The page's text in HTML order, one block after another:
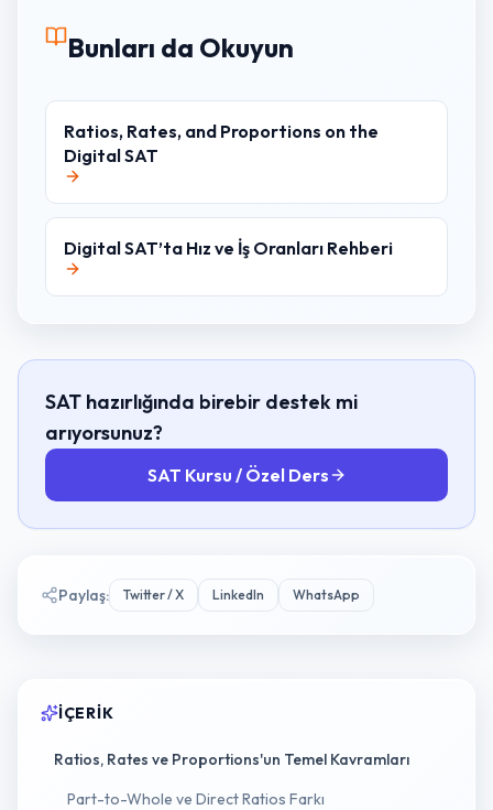
Bunları da Okuyun
Ratios, Rates, and Proportions on the
Digital SAT
Digital SAT’ta Hız ve İş Oranları Rehberi
SAT hazırlığında birebir destek mi
arıyorsunuz?
SAT Kursu / Özel Ders
Paylaş: Twitter / X LinkedIn WhatsApp
İÇERIK
Ratios, Rates ve Proportions'un Temel Kavramları
Part-to-Whole ve Direct Ratios Farkı